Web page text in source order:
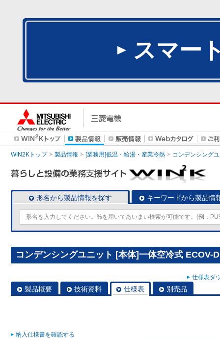
スマー
WIN2Kトップ 製品情報 [業務用]低温・給湯・産業冷熱 コンデンシング
形名から製品情報を探す キーワードから製品情
コンデンシングユニット [本体]一体空冷式 ECOV-
仕様表ダ
製品概要 技術資料 仕様表 別売品
納入仕様書を確認する